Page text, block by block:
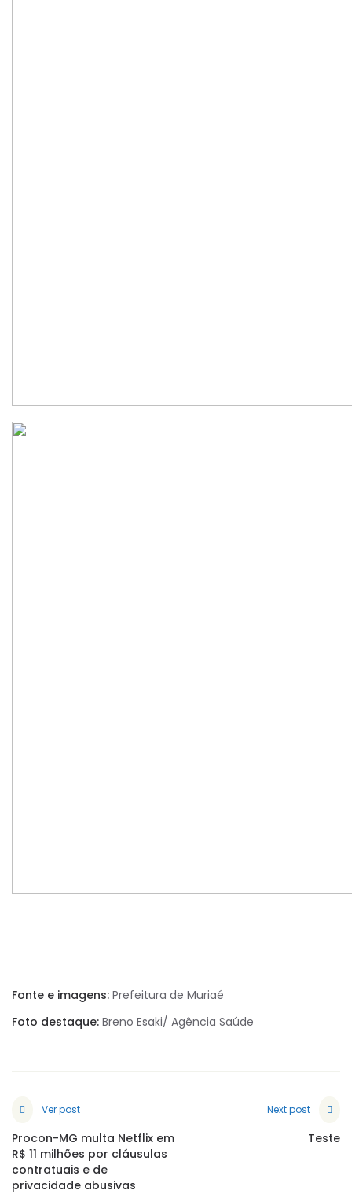
Fonte e imagens: Prefeitura de Muriaé
Foto destaque: Breno Esaki/ Agência Saúde
Ver post
Procon-MG multa Netflix em
R$ 11 milhões por cláusulas
contratuais e de
privacidade abusivas
Next post
Teste